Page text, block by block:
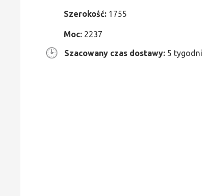
Szerokość: 1755
Moc: 2237
Szacowany czas dostawy: 5 tygodni